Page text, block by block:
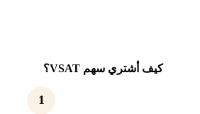
كيف أشتري سهم VSAT؟
1